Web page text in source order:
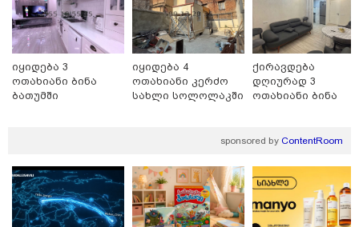
დროის გასატარებლად და თბილი, გულახდილი
საუბრებისთვის.
უნდა მოასწროთ შემოდგომის
ფული ამ ზოდიაქოს ნიშნების
იყიდება 3
ოთახიანი ბინა
ბათუმში
იყიდება 4
ოთახიანი კერძო
სახლი სოლოლაკში
ქირავდება
დღიურად 3
ოთახიანი ბინა
sponsored by ContentRoom